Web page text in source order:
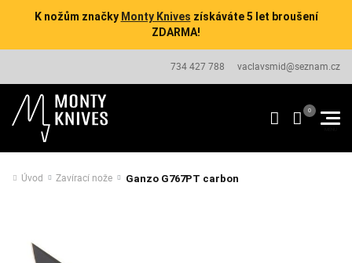
K nožům značky Monty Knives získáváte 5 let broušení
ZDARMA!
734 427 788 vaclavsmid@seznam.cz
Úvod Zavírací nože Ganzo G767PT carbon